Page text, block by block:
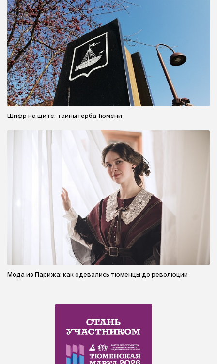
Шифр на щите: тайны герба Тюмени
Мода из Парижа: как одевались тюменцы до революции